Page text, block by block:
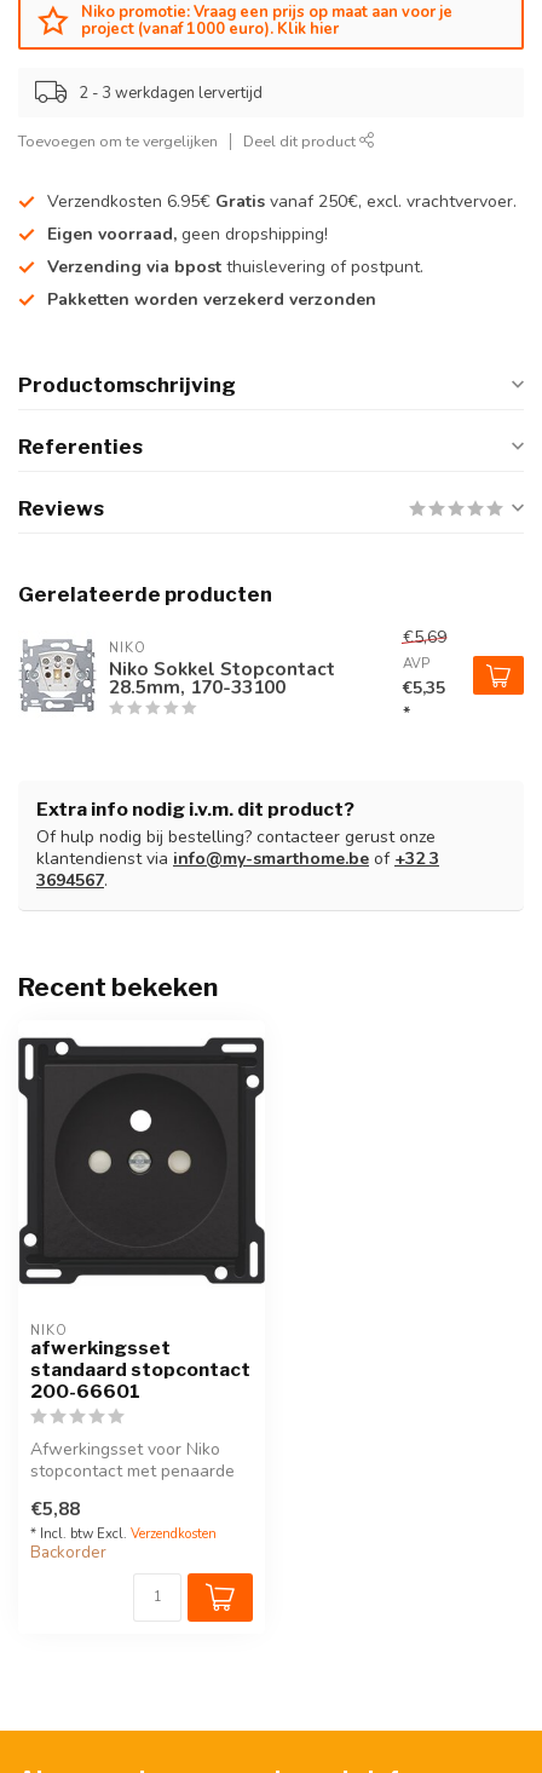
Niko promotie: Vraag een prijs op maat aan voor je
project (vanaf 1000 euro). Klik hier
2 - 3 werkdagen lervertijd
Toevoegen om te vergelijken Deel dit product
Verzendkosten 6.95€ Gratis vanaf 250€, excl. vrachtvervoer.
Eigen voorraad, geen dropshipping!
Verzending via bpost thuislevering of postpunt.
Pakketten worden verzekerd verzonden
Productomschrijving
Referenties
Reviews
Gerelateerde producten
NIKO
Niko Sokkel Stopcontact
28.5mm, 170-33100
€5,69
AVP
€5,35
*
Extra info nodig i.v.m. dit product?
Of hulp nodig bij bestelling? contacteer gerust onze
klantendienst via info@my-smarthome.be of +32 3
3694567.
Recent bekeken
NIKO
afwerkingsset
standaard stopcontact
200-66601
Afwerkingsset voor Niko
stopcontact met penaarde
inbouwdiep...
€5,88
* Incl. btw Excl. Verzendkosten
Backorder